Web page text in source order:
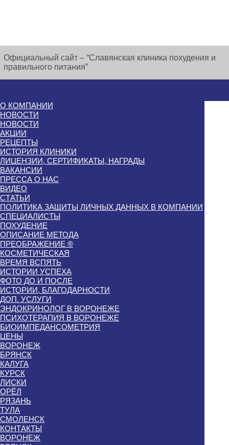
Официальный сайт – “Славянская клиника похудения и
правильного питания”
О КОМПАНИИ
НОВОСТИ
НОВОСТИ
АКЦИИ
РЕЦЕПТЫ
ИСТОРИЯ КЛИНИКИ
ЛИЦЕНЗИИ, СЕРТИФИКАТЫ, НАГРАДЫ
ВАКАНСИИ
ПРЕССА О НАС
ВИДЕО
СТАТЬИ
ПОЛИТИКА ЗАЩИТЫ ЛИЧНЫХ ДАННЫХ В КОМПАНИИ
СПЕЦИАЛИСТЫ
ПОХУДЕНИЕ
ОПИСАНИЕ МЕТОДА
ПРЕОБРАЖЕНИЕ ®
КОСМЕТИЧЕСКАЯ
ВРЕМЯ ВСПЯТЬ
ИСТОРИИ УСПЕХА
ФОТО ДО И ПОСЛЕ
ИСТОРИИ, БЛАГОДАРНОСТИ
ДОП. УСЛУГИ
ЭНДОКРИНОЛОГ В ВОРОНЕЖЕ
ПСИХОТЕРАПИЯ В ВОРОНЕЖЕ
БИОИМПЕДАНСОМЕТРИЯ
ЦЕНЫ
ВОРОНЕЖ
БРЯНСК
КАЛУГА
КУРСК
ЛИСКИ
ОРЁЛ
РЯЗАНЬ
ТУЛА
СМОЛЕНСК
КОНТАКТЫ
ВОРОНЕЖ